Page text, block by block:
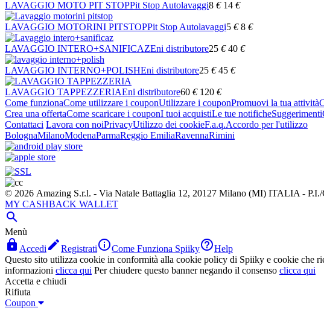
LAVAGGIO MOTO PIT STOPPit Stop Autolavaggi8 € 14 €
LAVAGGIO MOTORINI PITSTOPPit Stop Autolavaggi5 € 8 €
LAVAGGIO INTERO+SANIFICAZEni distributore25 € 40 €
LAVAGGIO INTERNO+POLISHEni distributore25 € 45 €
LAVAGGIO TAPPEZZERIAEni distributore60 € 120 €
Come funzionaCome utilizzare i couponUtilizzare i couponPromuovi la tua attività
Crea una offertaCome scaricare i couponI tuoi acquistiLe tue notificheSuggerimenti
Contattaci Lavora con noiPrivacyUtilizzo dei cookieF.a.q.Accordo per l'utilizzo
BolognaMilanoModenaParmaReggio EmiliaRavennaRimini
© 2026 Amazing S.r.l. - Via Natale Battaglia 12, 20127 Milano (MI) ITALIA -
MY CASHBACK WALLET

Menù
 Accedi RegistratiCome Funziona SpiikyHelp
Questo sito utilizza cookie in conformità alla cookie policy di Spiiky e cookie che
informazioni clicca qui Per chiudere questo banner negando il consenso clicca qui
Accetta e chiudi
Rifiuta
Coupon